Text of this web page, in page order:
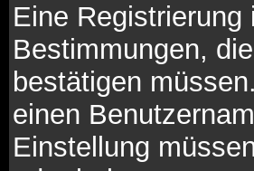
Eine
Bestimmungen,
bestätigen
einen
Einstellung